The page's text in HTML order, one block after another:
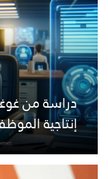
دراسة من
إنتاجية